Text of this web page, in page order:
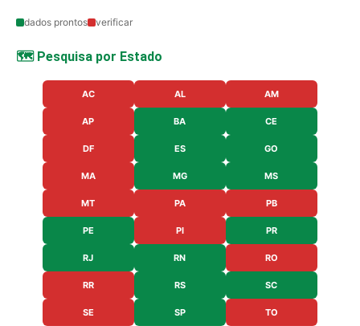
dados prontos verificar
🗺️ Pesquisa por Estado
AC AL AM
AP BA CE
DF ES GO
MA MG MS
MT PA PB
PE PI PR
RJ RN RO
RR RS SC
SE SP TO